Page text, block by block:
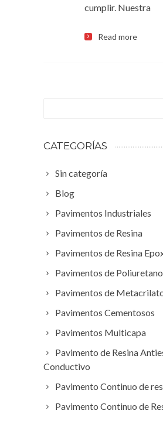
cumplir. Nuestra
Read more
CATEGORÍAS
Sin categoría
Blog
Pavimentos Industriales
Pavimentos de Resina
Pavimentos de Resina
Pavimentos de Poliuretano
Pavimentos de
Pavimentos Cementosos
Pavimentos Multicapa
Pavimento de Resina
Conductivo
Pavimento Continuo de
Pavimento Continuo de